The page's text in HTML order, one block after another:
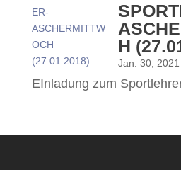
H
Jan. 30, 2021
EInladung zum